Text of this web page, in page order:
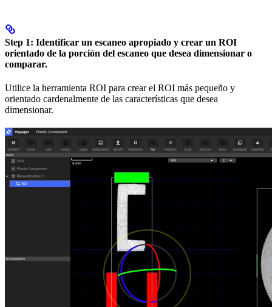
Step 1: Identificar un escaneo apropiado y crear un ROI
orientado de la porción del escaneo que desea dimensionar o
comparar.
Utilice la herramienta ROI para crear el ROI más pequeño y
orientado cardenalmente de las características que desea
dimensionar.